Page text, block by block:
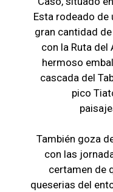
Esta rodeado de
gran cantidad
con la Ruta del
hermoso
cascada del
pico
También goza
con las
certamen de
queserias del